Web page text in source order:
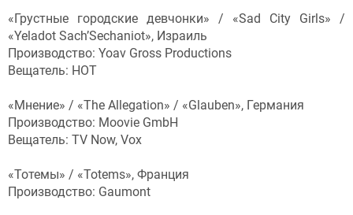
«Грустные городские девчонки» / «Sad City Girls» /
«Yeladot Sach’Sechaniot», Израиль
Производство: Yoav Gross Productions
Вещатель: HOT
«Мнение» / «The Allegation» / «Glauben», Германия
Производство: Moovie GmbH
Вещатель: TV Now, Vox
«Тотемы» / «Totems», Франция
Производство: Gaumont